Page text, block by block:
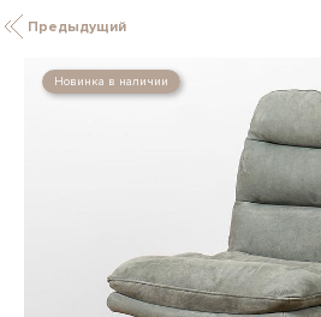
Предыдущий
Новинка в наличии